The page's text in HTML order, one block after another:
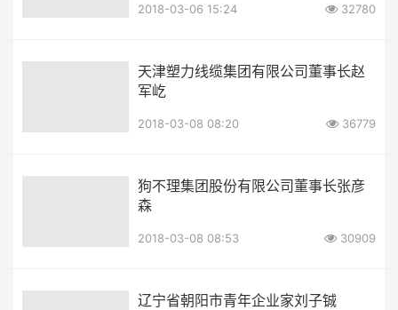
2018-03-06 15:24 32780
天津塑力线缆集团有限公司董事长赵
军屹
2018-03-08 08:20 36779
狗不理集团股份有限公司董事长张彦
森
2018-03-08 08:53 30909
辽宁省朝阳市青年企业家刘子铖